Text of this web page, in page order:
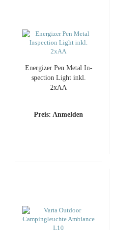
En­er­gi­zer Pen Metal In­
spec­tion Light inkl.
2xAA
Preis: Anmelden